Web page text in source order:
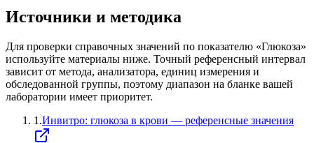
Источники и методика
Для проверки справочных значений по показателю «Глюкоза»
используйте материалы ниже. Точный референсный интервал
зависит от метода, анализатора, единиц измерения и
обследованной группы, поэтому диапазон на бланке вашей
лаборатории имеет приоритет.
1 .Инвитро: глюкоза в крови — референсные значения